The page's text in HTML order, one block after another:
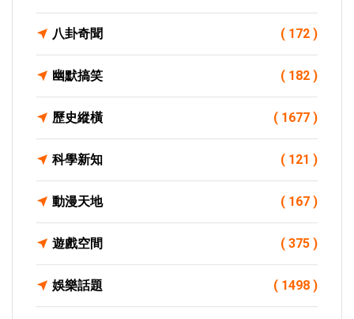
八卦奇聞 ( 172 )
幽默搞笑 ( 182 )
歷史縱橫 ( 1677 )
科學新知 ( 121 )
動漫天地 ( 167 )
遊戲空間 ( 375 )
娛樂話題 ( 1498 )